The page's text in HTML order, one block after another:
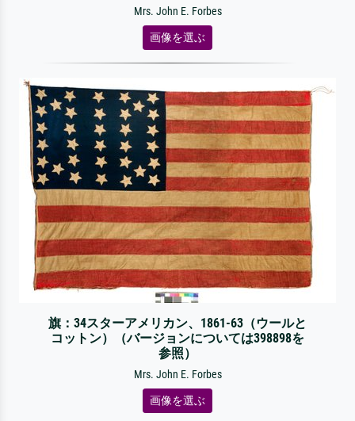
Mrs. John E. Forbes
画像を選ぶ
旗：34スターアメリカン、1861-63（ウールと
コットン）（バージョンについては398898を
参照）
Mrs. John E. Forbes
画像を選ぶ